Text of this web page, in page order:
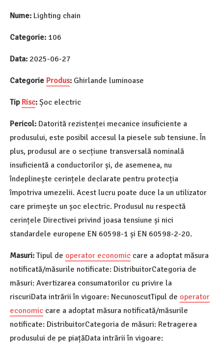
Nume: Lighting chain
Categorie: 106
Data: 2025-06-27
Categorie Produs: Ghirlande luminoase
Tip Risc: Șoc electric
Pericol: Datorită rezistenței mecanice insuficiente a
produsului, este posibil accesul la piesele sub tensiune. În
plus, produsul are o secțiune transversală nominală
insuficientă a conductorilor și, de asemenea, nu
îndeplinește cerințele declarate pentru protecția
împotriva umezelii. Acest lucru poate duce la un utilizator
care primește un șoc electric. Produsul nu respectă
cerințele Directivei privind joasa tensiune și nici
standardele europene EN 60598-1 și EN 60598-2-20.
Masuri: Tipul de operator economic care a adoptat măsura
notificată/măsurile notificate: DistribuitorCategoria de
măsuri: Avertizarea consumatorilor cu privire la
riscuriData intrării în vigoare: NecunoscutTipul de operator
economic care a adoptat măsura notificată/măsurile
notificate: DistribuitorCategoria de măsuri: Retragerea
produsului de pe piațăData intrării în vigoare: